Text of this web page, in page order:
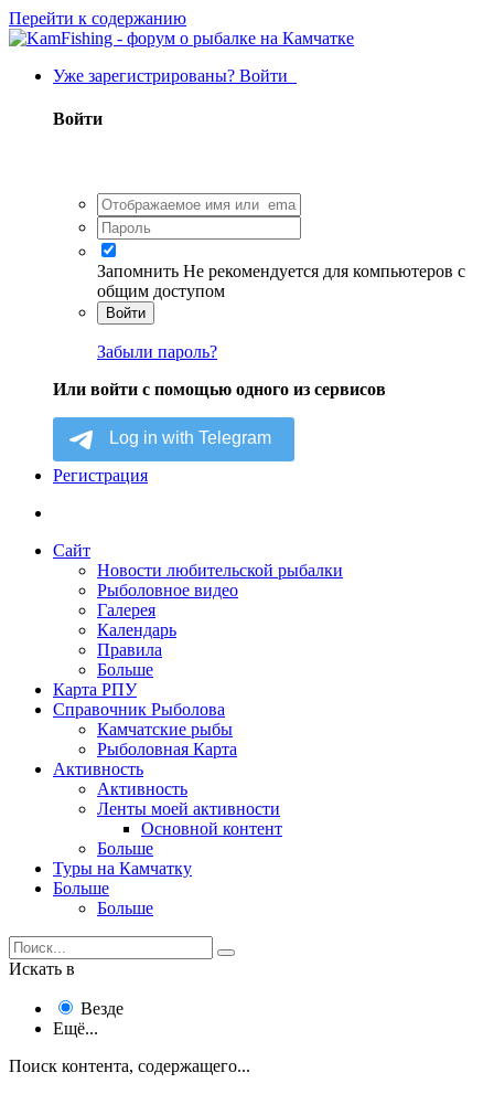
Перейти к содержанию
Уже зарегистрированы? Войти
Войти
Запомнить Не рекомендуется для компьютеров с
общим доступом
Войти
Забыли пароль?
Или войти с помощью одного из сервисов
Регистрация
Сайт
Новости любительской рыбалки
Рыболовное видео
Галерея
Календарь
Правила
Больше
Карта РПУ
Справочник Рыболова
Камчатские рыбы
Рыболовная Карта
Активность
Активность
Ленты моей активности
Основной контент
Больше
Туры на Камчатку
Больше
Больше
Искать в
Везде
Ещё...
Поиск контента, содержащего...